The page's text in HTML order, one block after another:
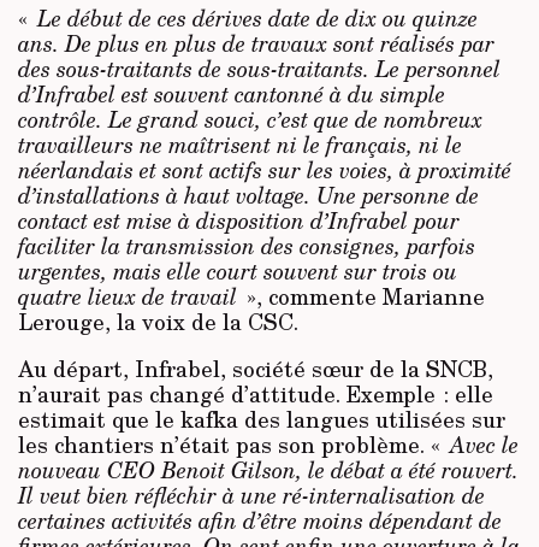
«Le début de ces dérives date de dix ou quinze
ans. De plus en plus de travaux sont réalisés par
des sous-traitants de sous-traitants. Le personnel
d’Infrabel est souvent cantonné à du simple
contrôle. Le grand souci, c’est que de nombreux
travailleurs ne maîtrisent ni le français, ni le
néerlandais et sont actifs sur les voies, à proximité
d’installations à haut voltage. Une personne de
contact est mise à disposition d’Infrabel pour
faciliter la transmission des consignes, parfois
urgentes, mais elle court souvent sur trois ou
quatre lieux de travail », commente Marianne
Lerouge, la voix de la CSC.
Au départ, Infrabel, société sœur de la SNCB,
n’aurait pas changé d’attitude. Exemple : elle
estimait que le kafka des langues utilisées sur
les chantiers n’était pas son problème. «Avec le
nouveau CEO Benoit Gilson, le débat a été rouvert.
Il veut bien réfléchir à une ré-internalisation de
certaines activités afin d’être moins dépendant de